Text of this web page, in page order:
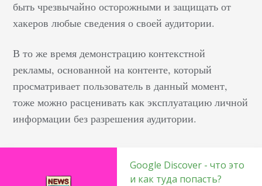
быть чрезвычайно осторожными и защищать от
хакеров любые сведения о своей аудитории.
В то же время демонстрацию контекстной
рекламы, основанной на контенте, который
просматривает пользователь в данный момент,
тоже можно расценивать как эксплуатацию личной
информации без разрешения аудитории.
Google Discover - что это
и как туда попасть?